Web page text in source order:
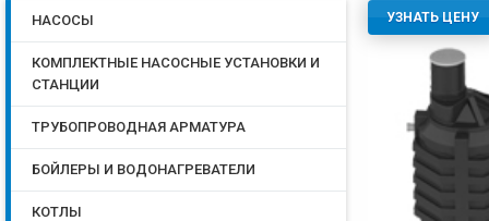
УЗНАТЬ ЦЕНУ
НАСОСЫ
КОМПЛЕКТНЫЕ НАСОСНЫЕ УСТАНОВКИ И
СТАНЦИИ
ТРУБОПРОВОДНАЯ АРМАТУРА
БОЙЛЕРЫ И ВОДОНАГРЕВАТЕЛИ
КОТЛЫ